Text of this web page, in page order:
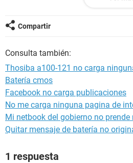
no se que hacer he probado 3
Gracias...
Compartir
Consulta también:
Thosiba a100-121 no carga
Batería cmos
Facebook no carga publicaciones
No me carga ninguna pagina de
Mi netbook del gobierno no prende
Quitar mensaje de batería no
1 respuesta